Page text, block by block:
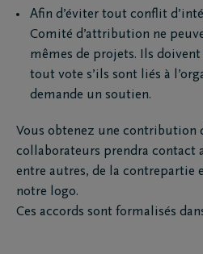
Afin d’éviter tout conflit
Comité d’attribution ne
mêmes de projets. Ils doivent
tout vote s’ils sont liés à
demande un soutien.
Vous obtenez une contribution
collaborateurs prendra contact
entre autres, de la contrepartie
notre logo.
Ces accords sont formalisés